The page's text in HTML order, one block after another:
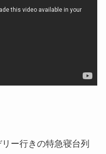
ー行きの特急寝台列